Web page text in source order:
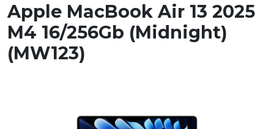
Apple MacBook Air 13 2025
M4 16/256Gb (Midnight)
(MW123)